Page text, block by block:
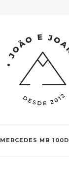
MERCEDES MB 100D